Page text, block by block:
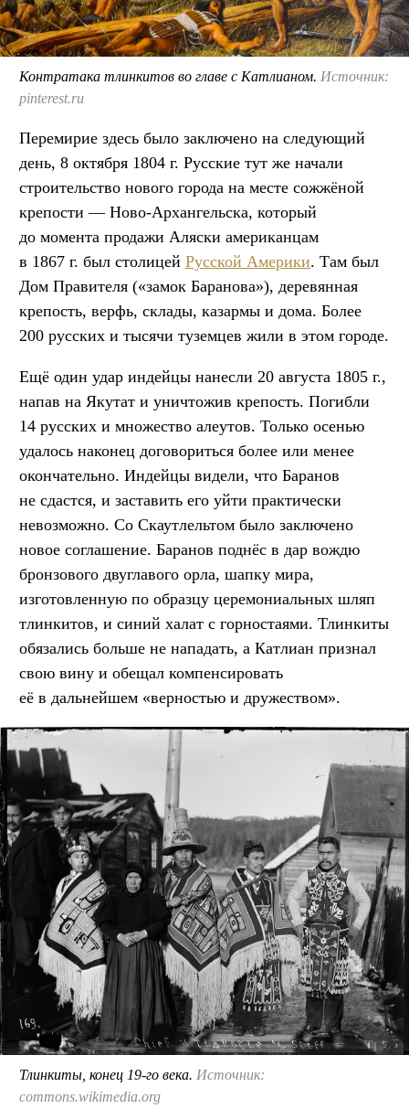
Контратака тлинкитов во главе с Катлианом. Источник:
pinterest.ru
Перемирие здесь было заключено на следующий
день, 8 октября 1804 г. Русские тут же начали
строительство нового города на месте сожжёной
крепости — Ново-Архангельска, который
до момента продажи Аляски американцам
в 1867 г. был столицей Русской Америки. Там был
Дом Правителя («замок Баранова»), деревянная
крепость, верфь, склады, казармы и дома. Более
200 русских и тысячи туземцев жили в этом городе.
Ещё один удар индейцы нанесли 20 августа 1805 г.,
напав на Якутат и уничтожив крепость. Погибли
14 русских и множество алеутов. Только осенью
удалось наконец договориться более или менее
окончательно. Индейцы видели, что Баранов
не сдастся, и заставить его уйти практически
невозможно. Со Скаутлельтом было заключено
новое соглашение. Баранов поднёс в дар вождю
бронзового двуглавого орла, шапку мира,
изготовленную по образцу церемониальных шляп
тлинкитов, и синий халат с горностаями. Тлинкиты
обязались больше не нападать, а Катлиан признал
свою вину и обещал компенсировать
её в дальнейшем «верностью и дружеством».
Тлинкиты, конец 19-го века. Источник:
commons.wikimedia.org